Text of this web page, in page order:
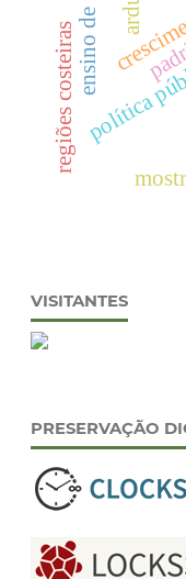
política
regiões costeiras
VISITANTES
PRESERVAÇÃO